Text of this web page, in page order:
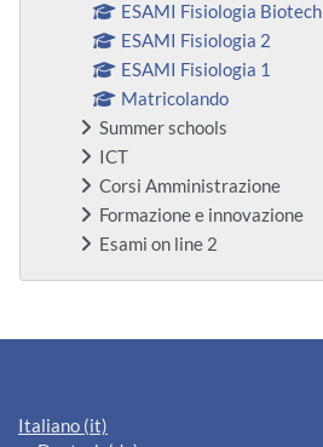
ESAMI Fisiologia Biotech
ESAMI Fisiologia 2
ESAMI Fisiologia 1
Matricolando
Summer schools
ICT
Corsi Amministrazione
Formazione e innovazione
Esami on line 2
Blocchi supplementari
Italiano ‎(it)‎